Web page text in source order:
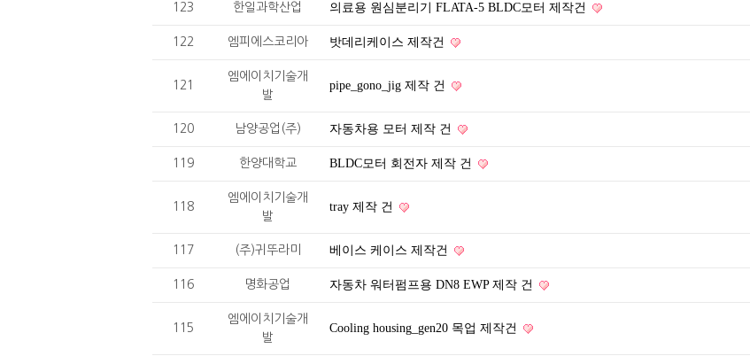
123 한일과학산업 의료용 원심분리기 FLATA-5 BLDC모터 제작건
122 엠피에스코리아 밧데리케이스 제작건
121
엠에이치기술개
발
pipe_gono_jig 제작 건
120 남양공업(주) 자동차용 모터 제작 건
119 한양대학교 BLDC모터 회전자 제작 건
118
엠에이치기술개
발
tray 제작 건
117 (주)귀뚜라미 베이스 케이스 제작건
116 명화공업 자동차 워터펌프용 DN8 EWP 제작 건
115
엠에이치기술개
발
Cooling housing_gen20 목업 제작건